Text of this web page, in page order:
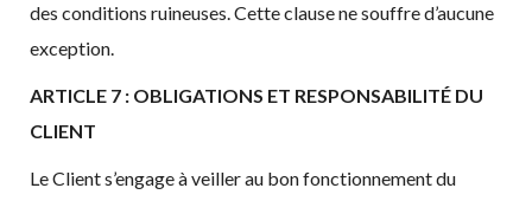
des conditions ruineuses. Cette clause ne souffre d’aucune
exception.
ARTICLE 7 : OBLIGATIONS ET RESPONSABILITÉ DU
CLIENT
Le Client s’engage à veiller au bon fonctionnement du